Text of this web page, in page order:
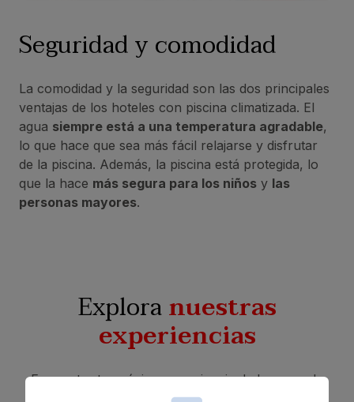
Seguridad y comodidad
La comodidad y la seguridad son las dos principales
ventajas de los hoteles con piscina climatizada. El
agua siempre está a una temperatura agradable,
lo que hace que sea más fácil relajarse y disfrutar
de la piscina. Además, la piscina está protegida, lo
que la hace más segura para los niños y las
personas mayores.
Exploranuestras
experiencias
Encuentra tu próxima experiencia de la mano de
Bull Hotels. Contamos con una gran oferta de